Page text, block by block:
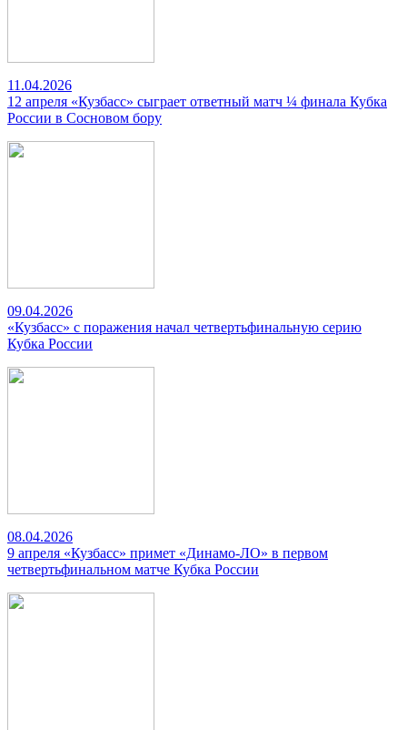
11.04.2026
12 апреля «Кузбасс» сыграет ответный матч ¼ финала Кубка
России в Сосновом бору
09.04.2026
«Кузбасс» с поражения начал четвертьфинальную серию
Кубка России
08.04.2026
9 апреля «Кузбасс» примет «Динамо-ЛО» в первом
четвертьфинальном матче Кубка России